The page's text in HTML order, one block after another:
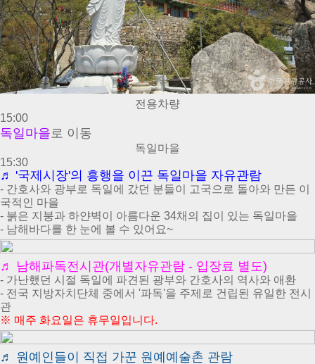
전용차량
15:00
독일마을 로 이동
독일마을
15:30
♬ '국제시장'의 흥행을 이끈 독일마을 자유관람
- 간호사와 광부로 독일에 갔던 분들이 고국으로 돌아와 만든 이
국적인 마을
- 붉은 지붕과 하얀벽이 아름다운 34채의 집이 있는 독일마을
- 남해바다를 한 눈에 볼 수 있어요~
♬ 남해파독전시관(개별자유관람 - 입장료 별도)
- 가난했던 시절 독일에 파견된 광부와 간호사의 역사와 애환
- 전국 지방자치단체 중에서 '파독'을 주제로 건립된 유일한 전시
관
※ 매주 화요일은 휴무일입니다.
♬ 원예인들이 직접 가꾼 원예예술촌 관람